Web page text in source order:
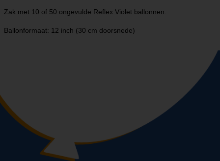
Zak met 10 of 50 ongevulde Reflex Violet ballonnen.
Ballonformaat: 12 inch (30 cm doorsnede)